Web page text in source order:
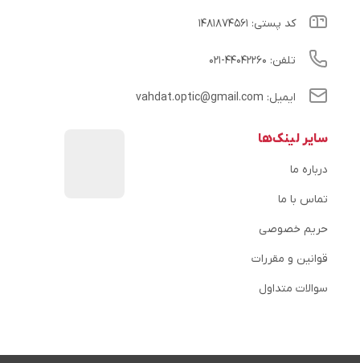
کد پستی: ۱۴۸۱۸۷۴۵۶۱
تلفن: ۴۴۰۴۲۲۶۰-۰۲۱
ایمیل: vahdat.optic@gmail.com
سایر لینک‌ها
درباره ما
تماس با ما
حریم خصوصی
قوانین و مقررات
سوالات متداول